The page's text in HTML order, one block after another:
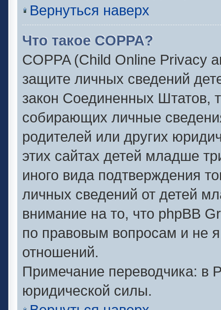
Вернуться наверх
Что такое COPPA?
COPPA (Child Online Privacy
защите личных сведений
закон Соединенных Штатов,
собирающих личные
родителей или других
этих сайтах детей младше
иного вида подтверждения
личных сведений от детей
внимание на то, что phpBB
по правовым вопросам и не
отношений.
Примечание переводчика: в
юридической силы.